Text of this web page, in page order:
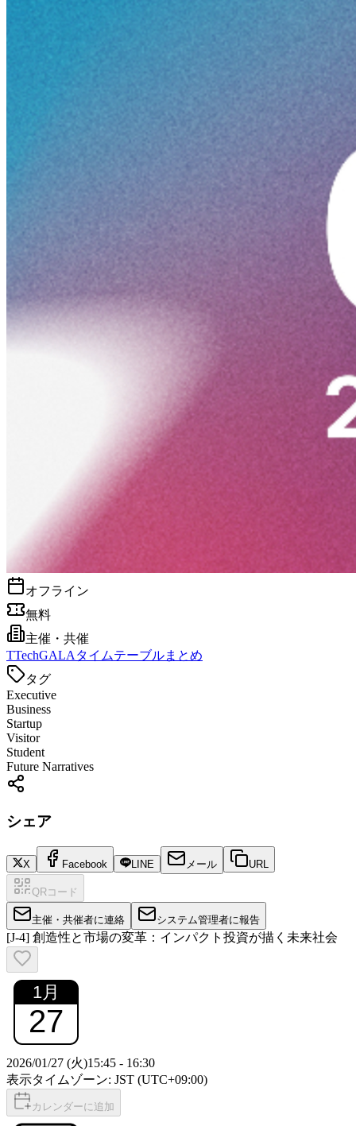
オフライン
無料
主催・共催
TTechGALAタイムテーブルまとめ
タグ
Executive
Business
Startup
Visitor
Student
Future Narratives
シェア
X Facebook LINE メール URL
QRコード
主催・共催者に連絡 システム管理者に報告
[J-4] 創造性と市場の変革：インパクト投資が描く未来社会
1月
27
2026/01/27 (火)15:45 - 16:30
表示タイムゾーン: JST (UTC+09:00)
カレンダーに追加